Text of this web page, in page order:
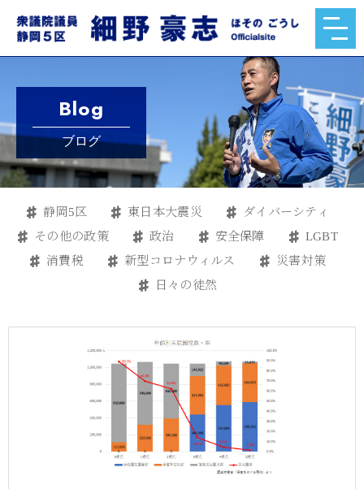
Blog
ブログ
静岡5区 東日本大震災
ダイバーシティ
その他の政策
政治 安全保障
LGBT
消費税
新型コロナウィルス
災害対策
日々の徒然